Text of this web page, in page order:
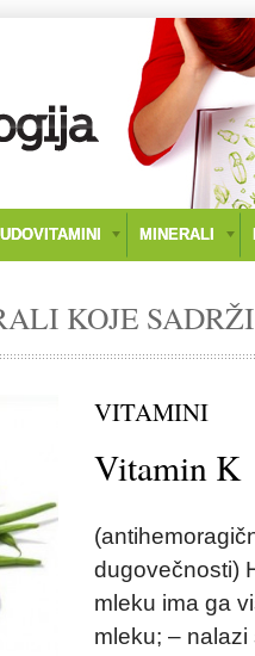
MINERALI
KOJE
VITAMINI
Vitamin K
dugovečnosti)
mleku ima ga
mleku; –